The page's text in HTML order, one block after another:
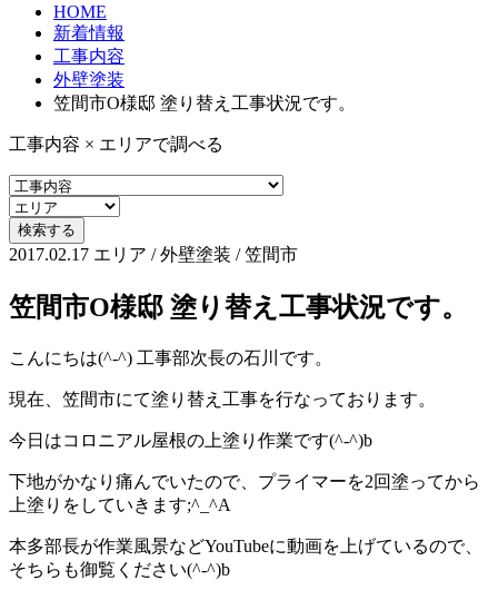
HOME
新着情報
工事内容
外壁塗装
笠間市O様邸 塗り替え工事状況です。
工事内容 × エリアで調べる
2017.02.17 エリア / 外壁塗装 / 笠間市
笠間市O様邸 塗り替え工事状況です。
こんにちは(^-^) 工事部次長の石川です。
現在、笠間市にて塗り替え工事を行なっております。
今日はコロニアル屋根の上塗り作業です(^-^)b
下地がかなり痛んでいたので、プライマーを2回塗ってから
上塗りをしていきます;^_^A
本多部長が作業風景などYouTubeに動画を上げているので、
そちらも御覧ください(^-^)b